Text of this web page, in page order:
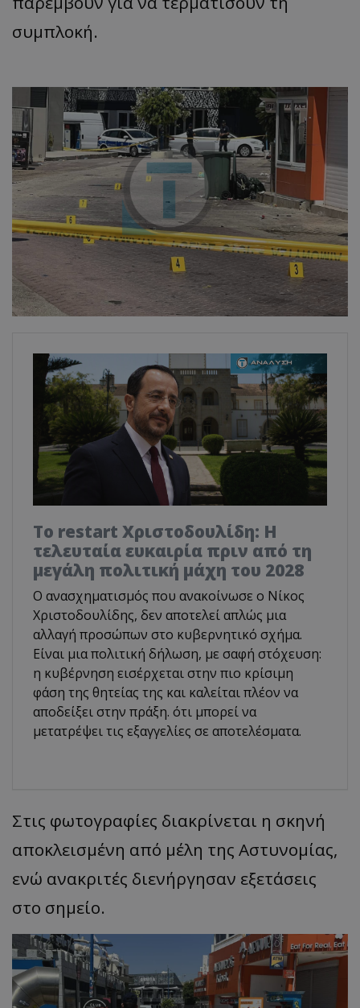
συμπλοκή.
Το restart Χριστοδουλίδη: Η
τελευταία ευκαιρία πριν από τη
μεγάλη πολιτική μάχη του 2028
Ο ανασχηματισμός που ανακοίνωσε ο Νίκος
Χριστοδουλίδης, δεν αποτελεί απλώς μια
αλλαγή προσώπων στο κυβερνητικό σχήμα.
Είναι μια πολιτική δήλωση, με σαφή στόχευση:
η κυβέρνηση εισέρχεται στην πιο κρίσιμη
φάση της θητείας της και καλείται πλέον να
αποδείξει στην πράξη. ότι μπορεί να
μετατρέψει τις εξαγγελίες σε αποτελέσματα.
Στις φωτογραφίες διακρίνεται η σκηνή
αποκλεισμένη από μέλη της Αστυνομίας,
ενώ ανακριτές διενήργησαν εξετάσεις
στο σημείο.